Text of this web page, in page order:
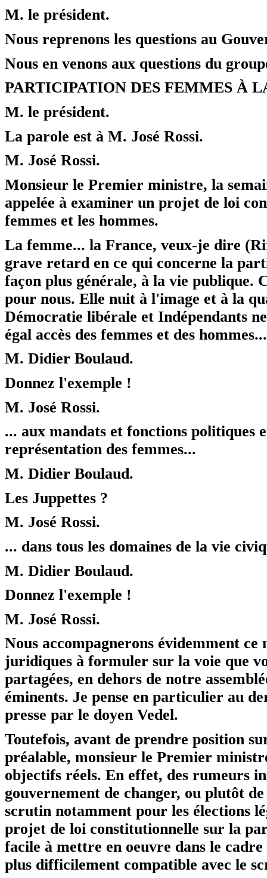
M. le président.
Nous reprenons les questions au
Nous en venons aux questions du
PARTICIPATION DES FEMMES À
M. le président.
La parole est à M. José Rossi.
M. José Rossi.
Monsieur le Premier ministre, la
appelée à examiner un projet de loi
femmes et les hommes.
La femme... la France, veux-je dire
grave retard en ce qui concerne la
façon plus générale, à la vie publique.
pour nous. Elle nuit à l'image et à la
Démocratie libérale et Indépendants
égal accès des femmes et des hommes...
M. Didier Boulaud.
Donnez l'exemple !
M. José Rossi.
... aux mandats et fonctions politiques
représentation des femmes...
M. Didier Boulaud.
Les Juppettes ?
M. José Rossi.
... dans tous les domaines de la vie
M. Didier Boulaud.
Donnez l'exemple !
M. José Rossi.
Nous accompagnerons évidemment ce
juridiques à formuler sur la voie que
partagées, en dehors de notre
éminents. Je pense en particulier au
presse par le doyen Vedel.
Toutefois, avant de prendre position
préalable, monsieur le Premier
objectifs réels. En effet, des rumeurs
gouvernement de changer, ou plutôt
scrutin notamment pour les élections
projet de loi constitutionnelle sur la
facile à mettre en oeuvre dans le
plus difficilement compatible avec le